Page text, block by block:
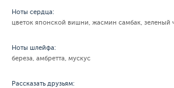
Ноты сердца:
цветок японской вишни, жасмин самбак, зеленый
Ноты шлейфа:
береза, амбретта, мускус
Рассказать друзьям: